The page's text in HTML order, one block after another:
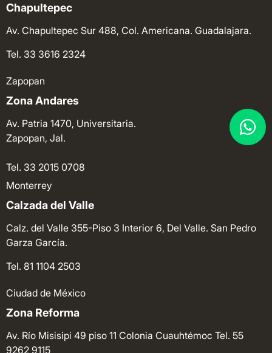
Chapultepec
Av. Chapultepec Sur 488, Col. Americana. Guadalajara.
Tel. 33 3616 2324
Zapopan
Zona Andares
Av. Patria 1470, Universitaria.
Zapopan, Jal.
Tel. 33 2015 0708
Monterrey
Calzada del Valle
Calz. del Valle 355-Piso 3 Interior 6, Del Valle. San Pedro
Garza García.
Tel. 81 1104 2503
Ciudad de México
Zona Reforma
Av. Río Misisipi 49 piso 11 Colonia Cuauhtémoc Tel. 55
9262 9115